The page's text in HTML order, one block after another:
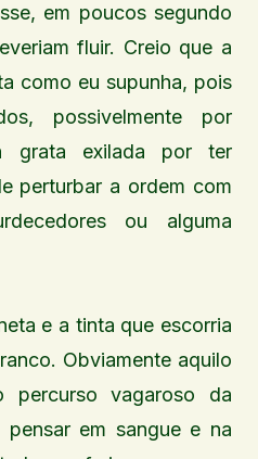
em poucos segundo
fluir. Creio que a
como eu supunha, pois
possivelmente por
grata exilada por ter
perturbar a ordem com
ou alguma
e a tinta que escorria
Obviamente aquilo
vagaroso da
em sangue e na